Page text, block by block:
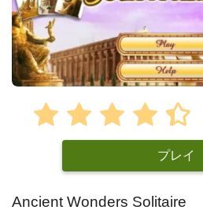
プレイ
Ancient Wonders Solitaire